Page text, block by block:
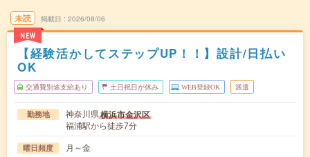
未読
NEW
掲載日 2026/08/06
【経験活かしてステップUP！！】設計/日払い
OK
交通費別途支給あり 土日祝日が休み WEB登録OK 派遣
勤務地 神奈川県横浜市金沢区
福浦駅から徒歩7分
曜日頻度 月～金